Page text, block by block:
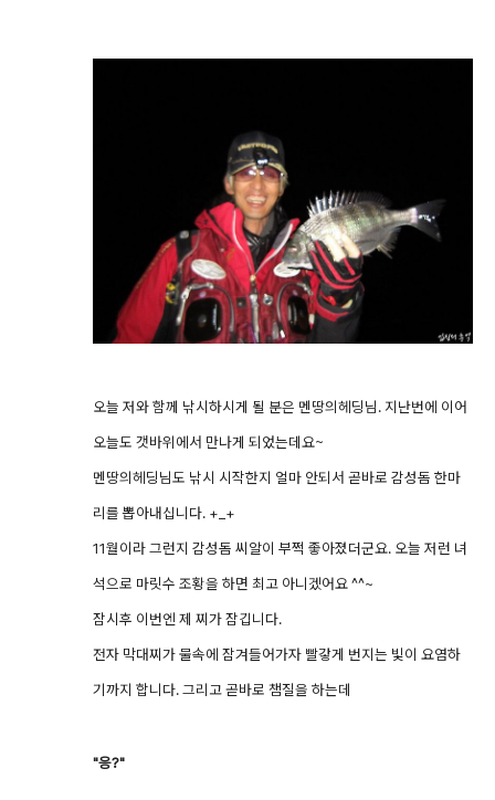
오늘 저와 함께 낚시하시게 될 분은 멘땅의헤딩님. 지난번에 이어
오늘도 갯바위에서 만나게 되었는데요~
멘땅의헤딩님도 낚시 시작한지 얼마 안되서 곧바로 감성돔 한마
리를 뽑아내십니다. +_+
11월이라 그런지 감성돔 씨알이 부쩍 좋아졌더군요. 오늘 저런 녀
석으로 마릿수 조황을 하면 최고 아니겠어요 ^^~
잠시후 이번엔 제 찌가 잠깁니다.
전자 막대찌가 물속에 잠겨들어가자 빨갛게 번지는 빛이 요염하
기까지 합니다. 그리고 곧바로 챔질을 하는데
"응?"